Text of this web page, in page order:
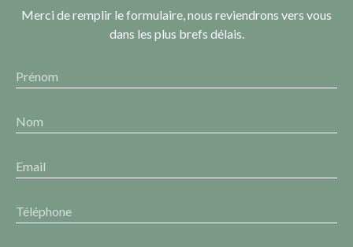
Merci de remplir le formulaire, nous reviendrons vers vous
dans les plus brefs délais.
Prénom
Nom
Email
Téléphone